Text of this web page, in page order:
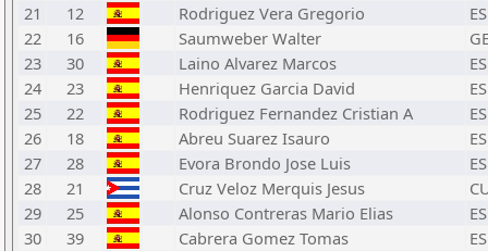
21
12 Rodriguez Vera Gregorio
22
16 Saumweber Walter
23
30 Laino Alvarez Marcos
24
23 Henriquez Garcia David
25
22 Rodriguez Fernandez Cristian A
26
18 Abreu Suarez Isauro
27
28 Evora Brondo Jose Luis
28
21 Cruz Veloz Merquis Jesus
29
25 Alonso Contreras Mario Elias
30
39 Cabrera Gomez Tomas